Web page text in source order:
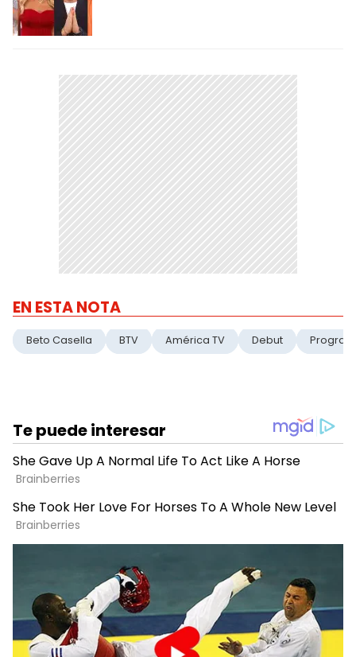
EN ESTA NOTA
Beto Casella BTV América TV Debut